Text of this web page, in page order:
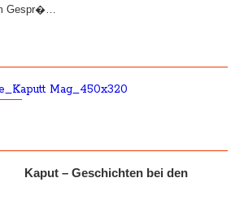
Gespr�…
Kaput – Geschichten bei den